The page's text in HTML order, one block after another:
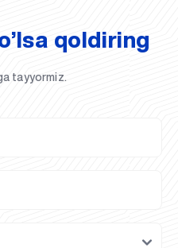
qoldiring
tayyormiz.